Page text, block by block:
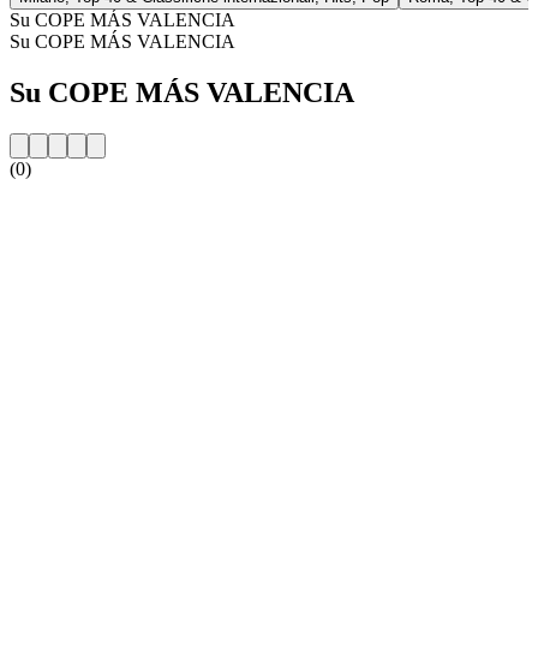
Su COPE MÁS VALENCIA
Su COPE MÁS VALENCIA
Su COPE MÁS VALENCIA
(0)